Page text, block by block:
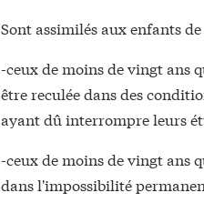
Sont assimilés aux enfants
-ceux de moins de vingt ans
être reculée dans des
ayant dû interrompre leurs
-ceux de moins de vingt ans
dans l'impossibilité